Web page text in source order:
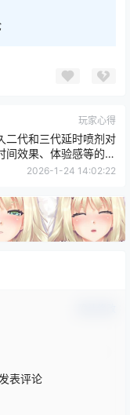
玩家心得
二代和三代延时喷剂对
间效果、体验感等的差
别
2026-1-24 14:02:22
表评论